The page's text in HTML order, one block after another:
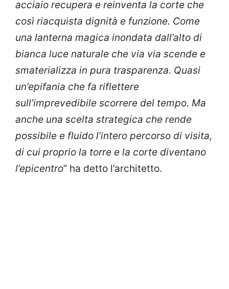
acciaio recupera e reinventa la corte che
così riacquista dignità e funzione. Come
una lanterna magica inondata dall’alto di
bianca luce naturale che via via scende e
smaterializza in pura trasparenza. Quasi
un’epifania che fa riflettere
sull’imprevedibile scorrere del tempo. Ma
anche una scelta strategica che rende
possibile e fluido l’intero percorso di visita,
di cui proprio la torre e la corte diventano
l’epicentro” ha detto l’architetto.